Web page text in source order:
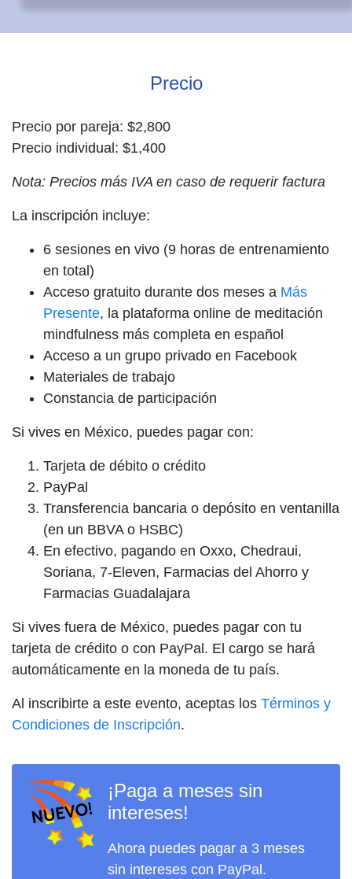
Precio
Precio por pareja: $2,800
Precio individual: $1,400
Nota: Precios más IVA en caso de requerir factura
La inscripción incluye:
6 sesiones en vivo (9 horas de entrenamiento
en total)
Acceso gratuito durante dos meses a Más
Presente, la plataforma online de meditación
mindfulness más completa en español
Acceso a un grupo privado en Facebook
Materiales de trabajo
Constancia de participación
Si vives en México, puedes pagar con:
Tarjeta de débito o crédito
PayPal
Transferencia bancaria o depósito en ventanilla
(en un BBVA o HSBC)
En efectivo, pagando en Oxxo, Chedraui,
Soriana, 7-Eleven, Farmacias del Ahorro y
Farmacias Guadalajara
Si vives fuera de México, puedes pagar con tu
tarjeta de crédito o con PayPal. El cargo se hará
automáticamente en la moneda de tu país.
Al inscribirte a este evento, aceptas los Términos y
Condiciones de Inscripción.
¡Paga a meses sin
intereses!
Ahora puedes pagar a 3 meses
sin intereses con PayPal.